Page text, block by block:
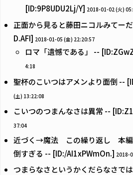
[ID:9P8UDU2Lj/Y] 2018-01-02 (火)
正面から見ると藤田ニコルみてー
D.AFI] 2018-01-05 (金) 22:20:57
ロマ「遺憾である」 --
4:18
聖杯のこいつはアメンより面倒 --
(土) 13:22:08
こいつのつまんなさは異常 --
37:04
近づく→魔法 この繰り返し 本編
倒すぎる -- [ID:/AI1xPWmOn.] 2018-
つまらなさというかくだらなさで